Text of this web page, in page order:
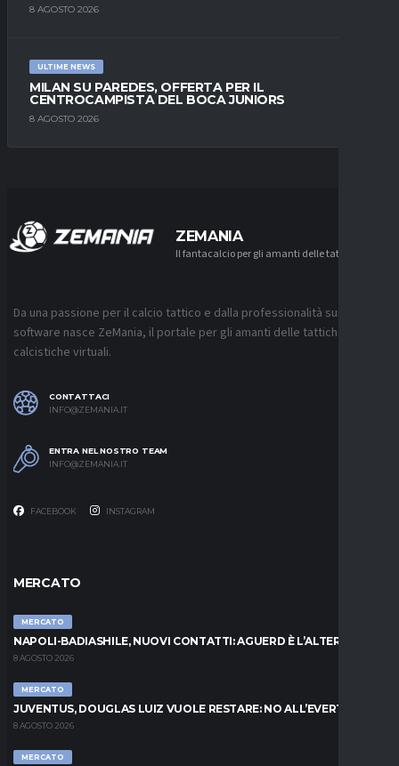
8 AGOSTO 2026
ULTIME NEWS
MILAN SU PAREDES, OFFERTA PER IL
CENTROCAMPISTA DEL BOCA JUNIORS
8 AGOSTO 2026
ZEMANIA
Il fantacalcio per gli amanti delle tattiche
Da una passione per il calcio tattico e dalla professionalità sui
software nasce ZeMania, il portale per gli amanti delle tattiche
calcistiche virtuali.
CONTATTACI
INFO@ZEMANIA.IT
ENTRA NEL NOSTRO TEAM
INFO@ZEMANIA.IT
FACEBOOK INSTAGRAM
MERCATO
MERCATO
NAPOLI-BADIASHILE, NUOVI CONTATTI: AGUERD È L’ALTERNATIVA
8 AGOSTO 2026
MERCATO
JUVENTUS, DOUGLAS LUIZ VUOLE RESTARE: NO ALL’EVERTON
8 AGOSTO 2026
MERCATO